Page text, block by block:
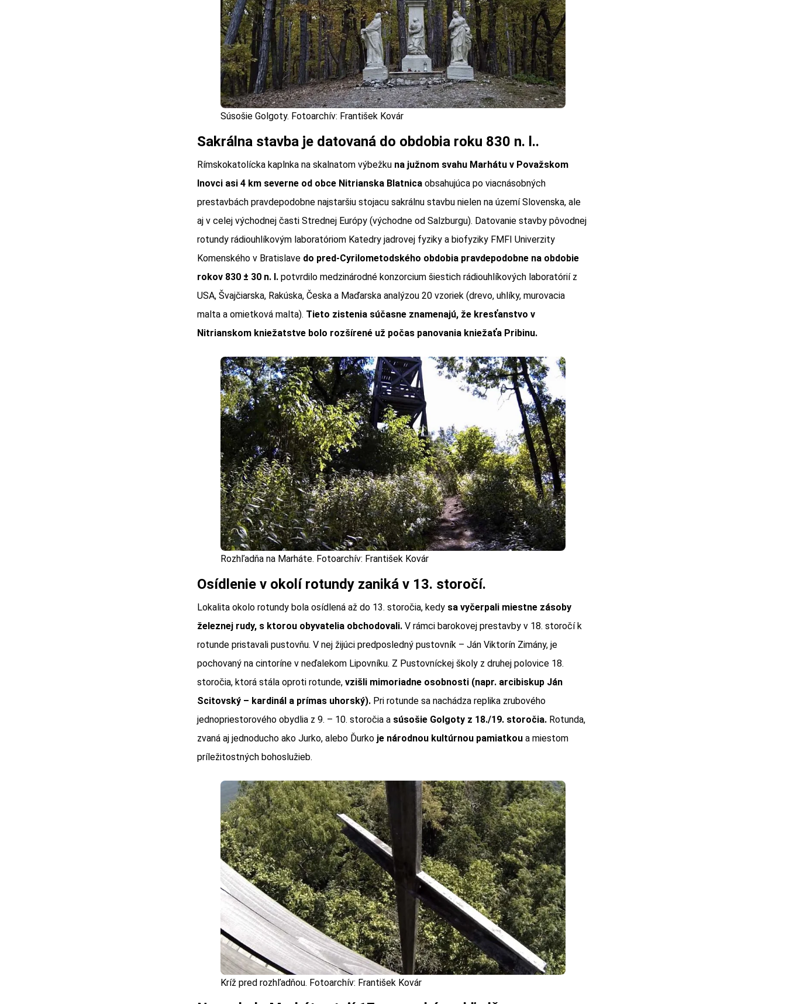
Súsošie Golgoty. Fotoarchív: František Kovár
Sakrálna stavba je datovaná do obdobia roku 830 n. l..
Rímskokatolícka kaplnka na skalnatom výbežku na južnom svahu Marhátu v Považskom
Inovci asi 4 km severne od obce Nitrianska Blatnica obsahujúca po viacnásobných
prestavbách pravdepodobne najstaršiu stojacu sakrálnu stavbu nielen na území Slovenska, ale
aj v celej východnej časti Strednej Európy (východne od Salzburgu). Datovanie stavby pôvodnej
rotundy rádiouhlíkovým laboratóriom Katedry jadrovej fyziky a biofyziky FMFI Univerzity
Komenského v Bratislave do pred-Cyrilometodského obdobia pravdepodobne na obdobie
rokov 830 ± 30 n. l. potvrdilo medzinárodné konzorcium šiestich rádiouhlíkových laboratórií z
USA, Švajčiarska, Rakúska, Česka a Maďarska analýzou 20 vzoriek (drevo, uhlíky, murovacia
malta a omietková malta). Tieto zistenia súčasne znamenajú, že kresťanstvo v
Nitrianskom kniežatstve bolo rozšírené už počas panovania kniežaťa Pribinu.
Rozhľadňa na Marháte. Fotoarchív: František Kovár
Osídlenie v okolí rotundy zaniká v 13. storočí.
Lokalita okolo rotundy bola osídlená až do 13. storočia, kedy sa vyčerpali miestne zásoby
železnej rudy, s ktorou obyvatelia obchodovali. V rámci barokovej prestavby v 18. storočí k
rotunde pristavali pustovňu. V nej žijúci predposledný pustovník – Ján Viktorín Zimány, je
pochovaný na cintoríne v neďalekom Lipovníku. Z Pustovníckej školy z druhej polovice 18.
storočia, ktorá stála oproti rotunde, vzišli mimoriadne osobnosti (napr. arcibiskup Ján
Scitovský – kardinál a prímas uhorský). Pri rotunde sa nachádza replika zrubového
jednopriestorového obydlia z 9. – 10. storočia a súsošie Golgoty z 18./19. storočia. Rotunda,
zvaná aj jednoducho ako Jurko, alebo Ďurko je národnou kultúrnou pamiatkou a miestom
príležitostných bohoslužieb.
Kríž pred rozhľadňou. Fotoarchív: František Kovár